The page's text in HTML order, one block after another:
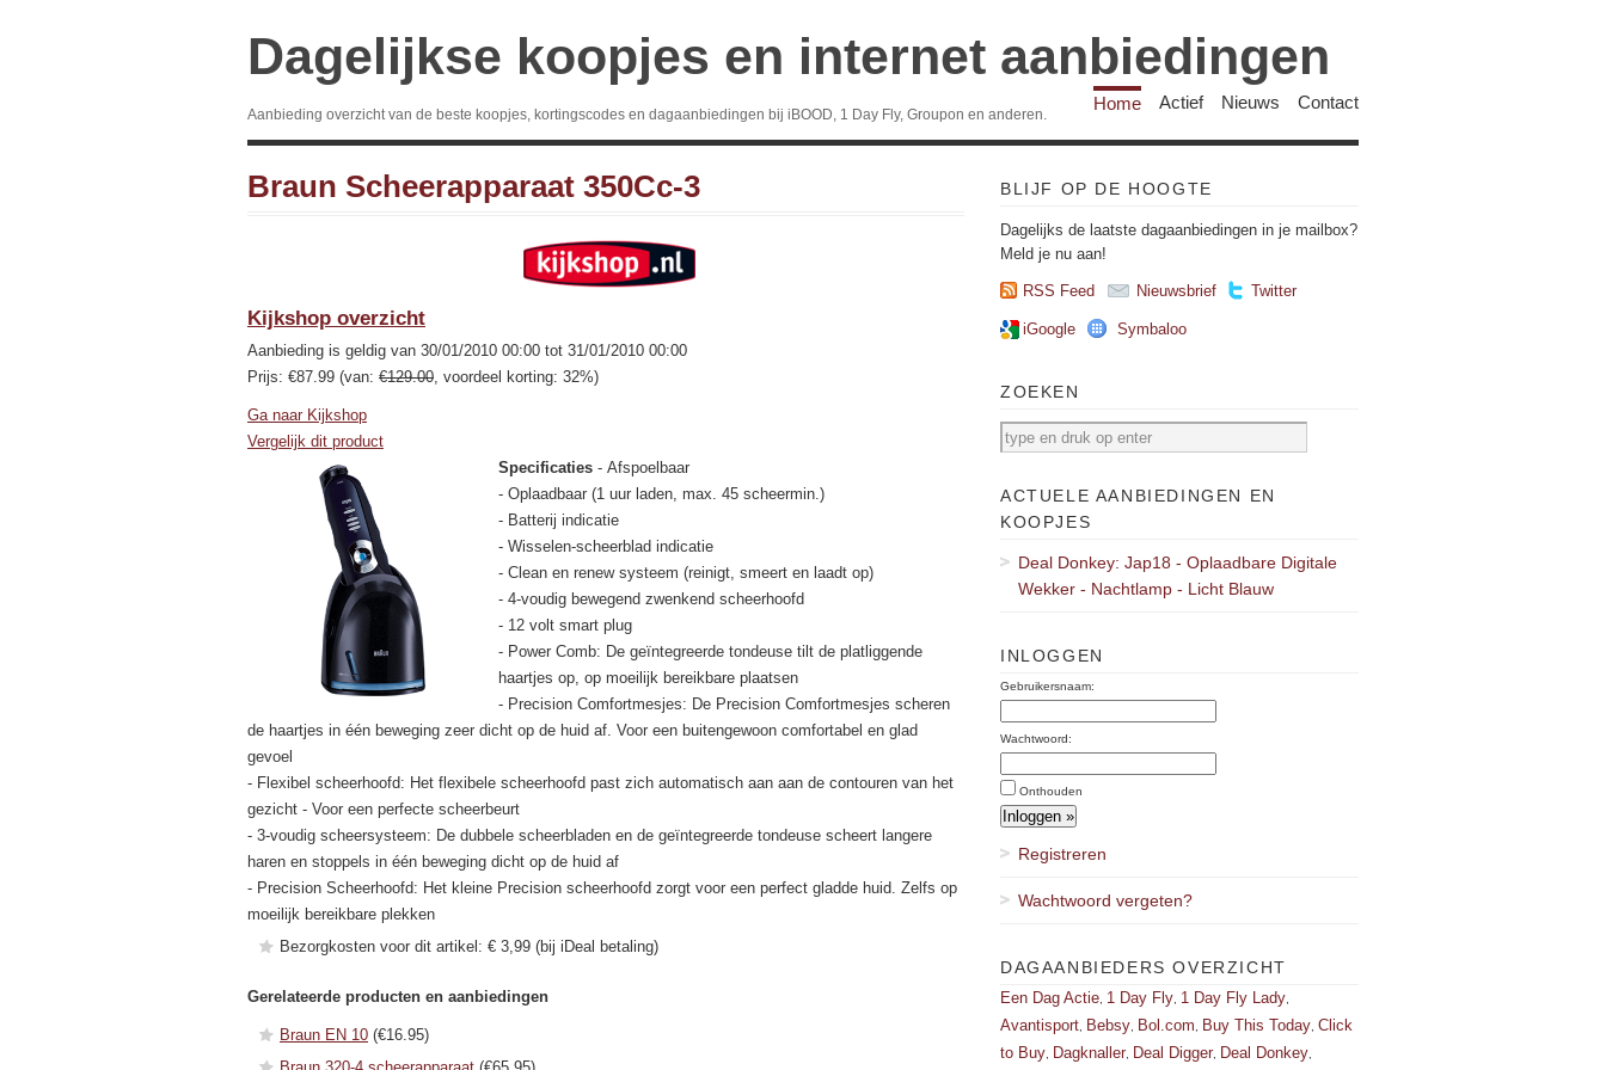
Dagelijkse koopjes en internet aanbiedingen
Aanbieding overzicht van de beste koopjes, kortingscodes en dagaanbiedingen bij iBOOD, 1 Day Fly, Groupon en anderen.
Home Actief Nieuws Contact
Braun Scheerapparaat 350Cc-3
Kijkshop overzicht
Aanbieding is geldig van 30/01/2010 00:00 tot 31/01/2010 00:00
Prijs: €87.99 (van: €129.00, voordeel korting: 32%)
Ga naar Kijkshop
Vergelijk dit product
Specificaties - Afspoelbaar
- Oplaadbaar (1 uur laden, max. 45 scheermin.)
- Batterij indicatie
- Wisselen-scheerblad indicatie
- Clean en renew systeem (reinigt, smeert en laadt op)
- 4-voudig bewegend zwenkend scheerhoofd
- 12 volt smart plug
- Power Comb: De geïntegreerde tondeuse tilt de platliggende
haartjes op, op moeilijk bereikbare plaatsen
- Precision Comfortmesjes: De Precision Comfortmesjes scheren
de haartjes in één beweging zeer dicht op de huid af. Voor een buitengewoon comfortabel en glad
gevoel
- Flexibel scheerhoofd: Het flexibele scheerhoofd past zich automatisch aan aan de contouren van het
gezicht - Voor een perfecte scheerbeurt
- 3-voudig scheersysteem: De dubbele scheerbladen en de geïntegreerde tondeuse scheert langere
haren en stoppels in één beweging dicht op de huid af
- Precision Scheerhoofd: Het kleine Precision scheerhoofd zorgt voor een perfect gladde huid. Zelfs op
moeilijk bereikbare plekken
Bezorgkosten voor dit artikel: € 3,99 (bij iDeal betaling)
Gerelateerde producten en aanbiedingen
Braun EN 10 (€16.95)
BLIJF OP DE HOOGTE
Dagelijks de laatste dagaanbiedingen in je mailbox?
Meld je nu aan!
RSS Feed Nieuwsbrief Twitter
iGoogle Symbaloo
ZOEKEN
ACTUELE AANBIEDINGEN EN
KOOPJES
Deal Donkey: Jap18 - Oplaadbare Digitale
Wekker - Nachtlamp - Licht Blauw
INLOGGEN
Gebruikersnaam:
Wachtwoord:
Onthouden
Registreren
Wachtwoord vergeten?
DAGAANBIEDERS OVERZICHT
Een Dag Actie 1 Day Fly 1 Day Fly Lady
Avantisport Bebsy Bol.com Buy This Today Click
to Buy Dagknaller Deal Digger Deal Donkey